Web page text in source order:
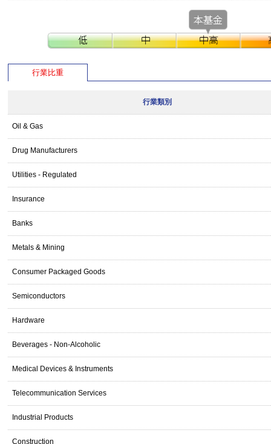
行業比重
行業類別
Oil & Gas
Drug Manufacturers
Utilities - Regulated
Insurance
Banks
Metals & Mining
Consumer Packaged Goods
Semiconductors
Hardware
Beverages - Non-Alcoholic
Medical Devices & Instruments
Telecommunication Services
Industrial Products
Construction